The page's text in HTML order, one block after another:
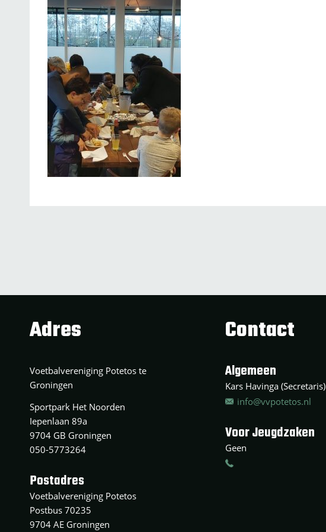
Adres
Voetbalvereniging Potetos te
Groningen
Sportpark Het Noorden
Iepenlaan 89a
9704 GB Groningen
050-5773264
Postadres
Voetbalvereniging Potetos
Postbus 70235
9704 AE Groningen
Contact
Algemeen
Kars Havinga (Secretaris)
info@vvpotetos.nl
Voor Jeugdzaken
Geen